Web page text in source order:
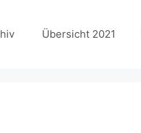
Übersicht 2021